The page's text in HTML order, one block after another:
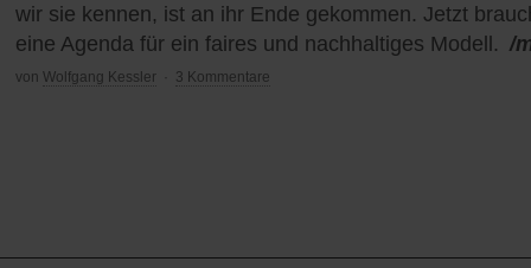
wir sie kennen, ist an ihr Ende gekommen. Jetzt
eine Agenda für ein faires und nachhaltiges Modell. /
von Wolfgang Kessler 3 Kommentare